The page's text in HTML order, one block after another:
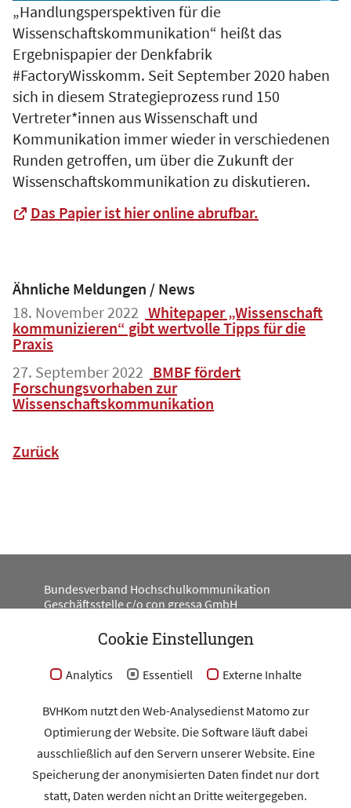
„Handlungsperspektiven für die
Wissenschaftskommunikation“ heißt das
Ergebnispapier der Denkfabrik
#FactoryWisskomm. Seit September 2020 haben
sich in diesem Strategieprozess rund 150
Vertreter*innen aus Wissenschaft und
Kommunikation immer wieder in verschiedenen
Runden getroffen, um über die Zukunft der
Wissenschaftskommunikation zu diskutieren.
Das Papier ist hier online abrufbar.
Ähnliche Meldungen / News
18. November 2022 Whitepaper „Wissenschaft
kommunizieren“ gibt wertvolle Tipps für die
Praxis
27. September 2022 BMBF fördert
Forschungsvorhaben zur
Wissenschaftskommunikation
Zurück
Bundesverband Hochschulkommunikation
Geschäftsstelle c/o con gressa GmbH
10179 Berlin
Kontakt
Datenschutz
Cookie Einstellungen
Analytics Essentiell Externe Inhalte
BVHKom nutzt den Web-Analysedienst Matomo zur
Optimierung der Website. Die Software läuft dabei
ausschließlich auf den Servern unserer Website. Eine
Speicherung der anonymisierten Daten findet nur dort
statt, Daten werden nicht an Dritte weitergegeben.